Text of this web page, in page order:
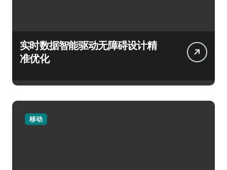
实时数据智能驱动无障碍设计精
准优化
移动